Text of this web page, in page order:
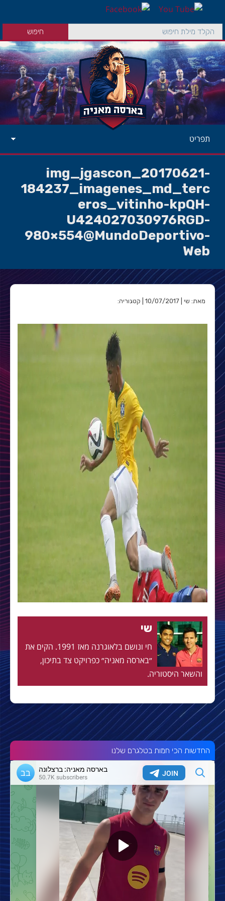
תפריט
img_jgascon_20170621-
184237_imagenes_md_terc
eros_vitinho-kpQH-
U424027030976RGD-
980×554@MundoDeportivo-
Web
מאת: שי | 10/07/2017 | קטגוריה:
שי
חי ונושם בלאוגרנה מאז 1991. הקים את
״בארסה מאניה״ כפרויקט צד בתיכון,
והשאר היסטוריה.
החדשות הכי חמות בטלגרם שלנו